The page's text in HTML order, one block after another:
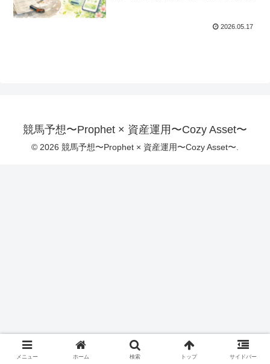
2026.05.17
競馬予想〜Prophet × 資産運用〜Cozy Asset〜
© 2026 競馬予想〜Prophet × 資産運用〜Cozy Asset〜.
メニュー ホーム 検索 トップ サイドバー